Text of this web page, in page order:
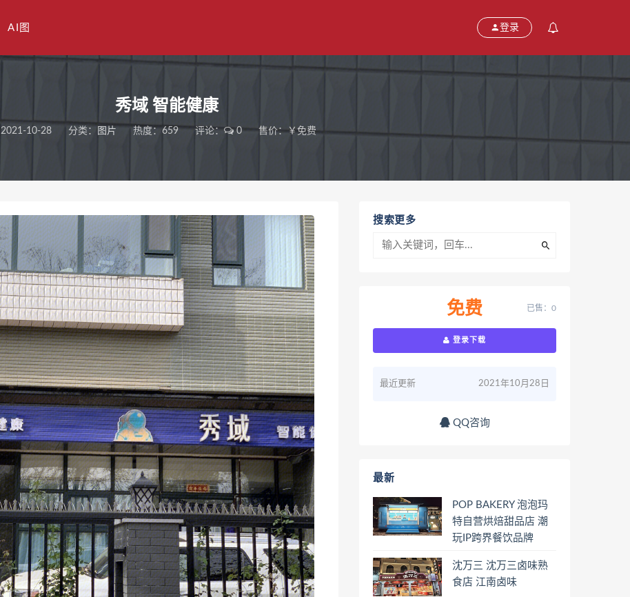
AI图 登录
秀域 智能健康
2021-10-28 分类： 图片 热度：659 评论： 0 售价：￥免费
搜索更多
免费 已售：0
登录下载
最近更新 2021年10月28日
QQ咨询
最新
POP BAKERY 泡泡玛
特自营烘焙甜品店 潮
玩IP跨界餐饮品牌
沈万三 沈万三卤味熟
食店 江南卤味